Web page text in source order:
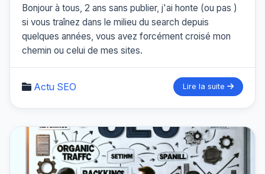
Bonjour à tous, 2 ans sans publier, j'ai honte (ou pas )
si vous traînez dans le milieu du search depuis
quelques années, vous avez forcément croisé mon
chemin ou celui de mes sites.
Actu SEO Lire la suite